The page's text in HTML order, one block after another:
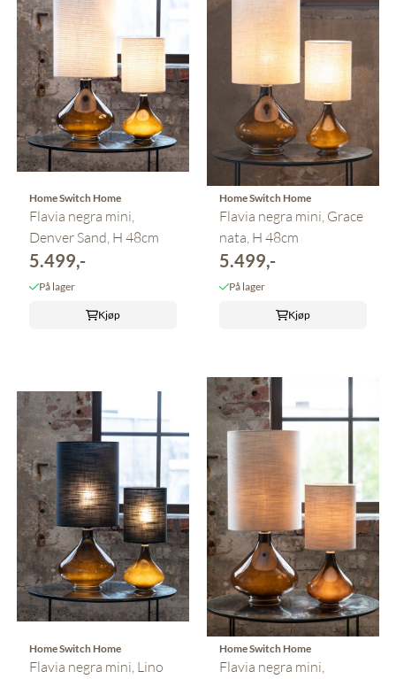
Home Switch Home
Flavia negra mini,
Denver Sand, H 48cm
5.499,-
På lager
Kjøp
Home Switch Home
Flavia negra mini, Grace
nata, H 48cm
5.499,-
På lager
Kjøp
Home Switch Home
Flavia negra mini, Lino
Home Switch Home
Flavia negra mini,